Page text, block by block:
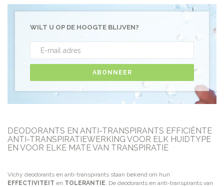
WILT U OP DE HOOGTE BLIJVEN?
ABONNEER
DEODORANTS EN ANTI-TRANSPIRANTS EFFICIËNTE
ANTI-TRANSPIRATIEWERKING VOOR ELK HUIDTYPE
EN VOOR ELKE MATE VAN TRANSPIRATIE
Vichy deodorants en anti-transpirants staan bekend om hun
EFFECTIVITEIT en TOLERANTIE. De deodorants en anti-transpirants van